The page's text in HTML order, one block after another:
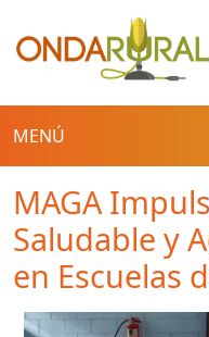
Pasar al contenido
MENÚ
MAGA
Saludable y
en Escuelas